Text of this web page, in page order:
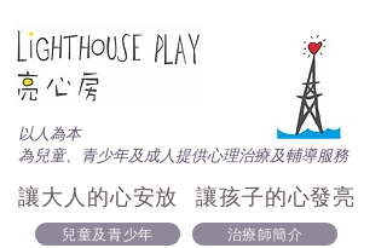
以人為本
為兒童、青少年及成人提供心理治療及輔導服務
讓大人的心安放 讓孩子的心發亮
兒童及青少年
治療師簡介